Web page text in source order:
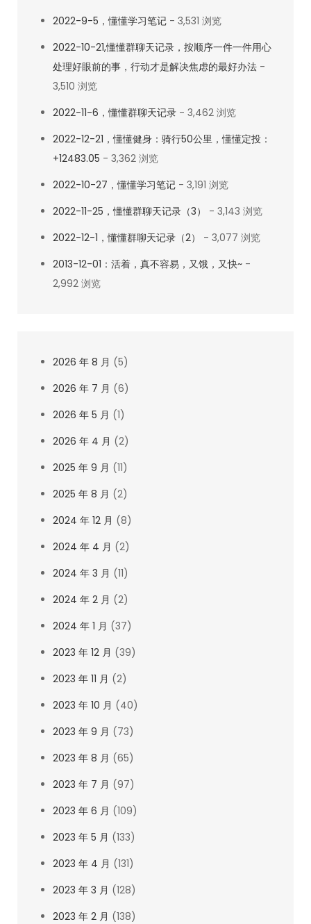
2022-9-5，懂懂学习笔记 - 3,531 浏览
2022-10-21,懂懂群聊天记录，按顺序一件一件用心
处理好眼前的事，行动才是解决焦虑的最好办法 -
3,510 浏览
2022-11-6，懂懂群聊天记录 - 3,462 浏览
2022-12-21，懂懂健身：骑行50公里，懂懂定投：
+12483.05 - 3,362 浏览
2022-10-27，懂懂学习笔记 - 3,191 浏览
2022-11-25，懂懂群聊天记录（3）
- 3,143 浏览
2022-12-1，懂懂群聊天记录（2）
- 3,077 浏览
2013-12-01：活着，真不容易，又饿，又快~ -
2,992 浏览
2026 年 8 月 (5)
2026 年 7 月 (6)
2026 年 5 月 (1)
2026 年 4 月 (2)
2025 年 9 月 (11)
2025 年 8 月 (2)
2024 年 12 月 (8)
2024 年 4 月 (2)
2024 年 3 月 (11)
2024 年 2 月 (2)
2024 年 1 月 (37)
2023 年 12 月 (39)
2023 年 11 月 (2)
2023 年 10 月 (40)
2023 年 9 月 (73)
2023 年 8 月 (65)
2023 年 7 月 (97)
2023 年 6 月 (109)
2023 年 5 月 (133)
2023 年 4 月 (131)
2023 年 3 月 (128)
2023 年 2 月 (138)